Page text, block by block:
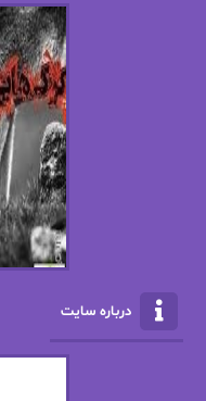
الناز محمدی
درباره سایت